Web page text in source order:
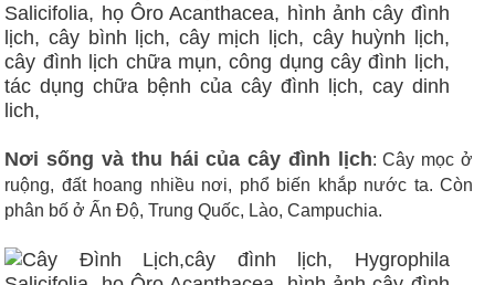
Nơi sống và thu hái của cây đình lịch: Cây mọc ở
ruộng, đất hoang nhiều nơi, phổ biến khắp nước ta. Còn
phân bố ở Ấn Độ, Trung Quốc, Lào, Campuchia.